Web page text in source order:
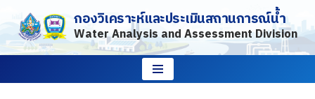
Skip
to
กองวิเคราะห์และประเมินสถานการณ์น้ำ
Water Analysis and Assessment Division